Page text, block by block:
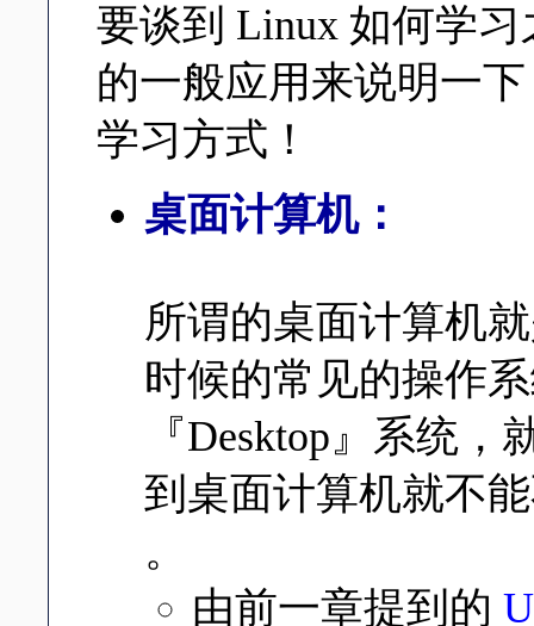
要谈到 Linux 如何学
的一般应用来说明一
学习方式！
桌面计算机：
所谓的桌面计算机
时候的常见的操作
『Desktop』系统
到桌面计算机就不
。
由前一章提到的